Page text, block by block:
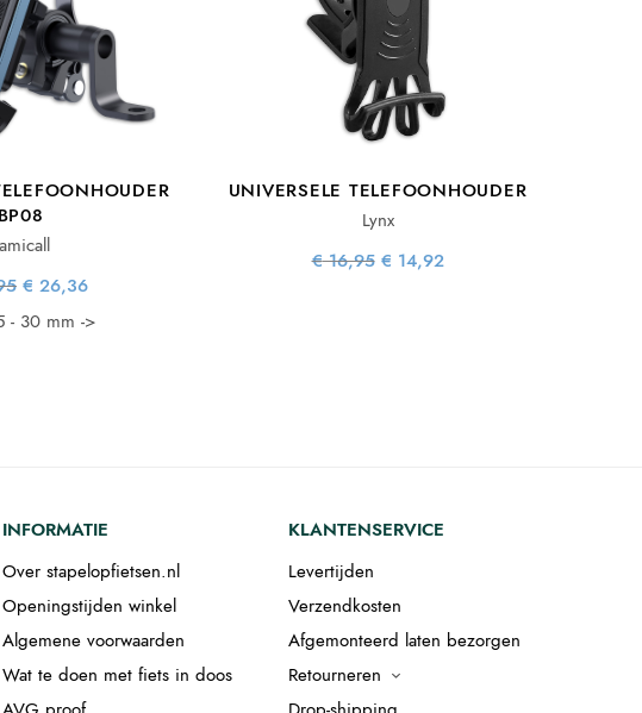
BP08
Oorspronkelijke
prijs was:
€ 29,95.
€ 26,36
€ 26,36.
- 30 mm ->
UNIVERSELE TELEFOONHOUDER
Lynx
€16,95 Oorspronkelijke
prijs was:
€ 14,92
INFORMATIE
Over stapelopfietsen.nl
Openingstijden winkel
Algemene voorwaarden
Wat te doen met fiets in doos
KLANTENSERVICE
Levertijden
Verzendkosten
Afgemonteerd laten bezorgen
Retourneren